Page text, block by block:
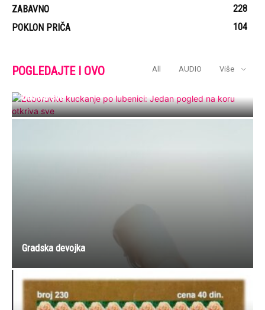
ZABAVNO
228
POKLON PRIČA
104
POGLEDAJTE I OVO All AUDIO Više
otkriva sve
Gradska devojka